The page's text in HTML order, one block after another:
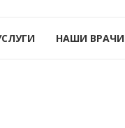
НАШИ ВРАЧИ